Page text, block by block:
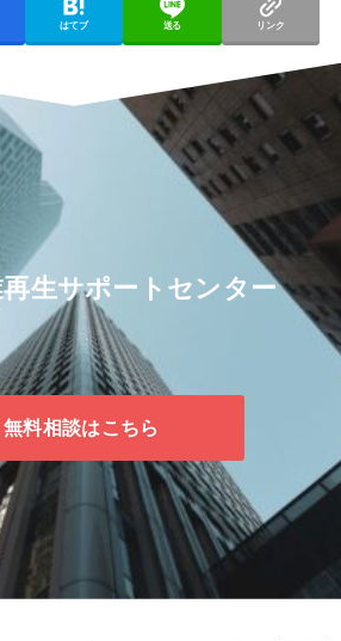
はてブ 送る リンク
生サポートセンター
無料相談はこちら